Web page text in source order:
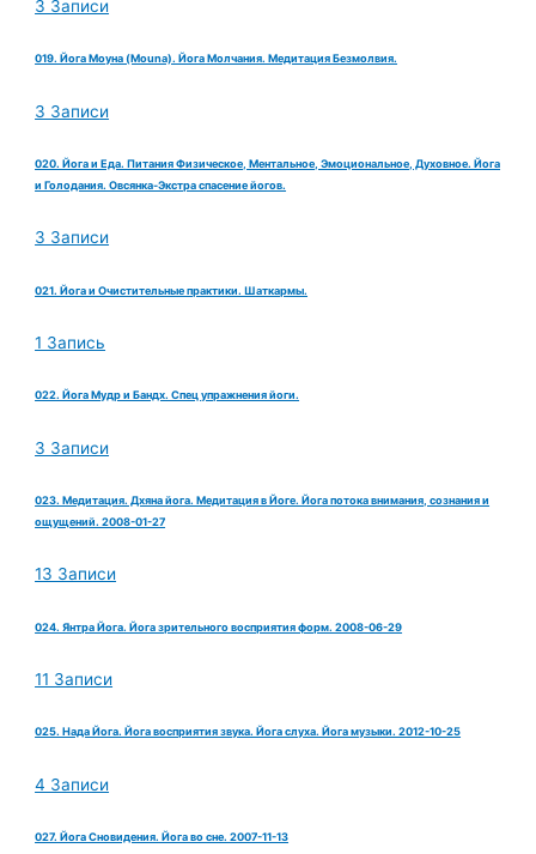
3 Записи
019. Йога Моуна (Mouna). Йога Молчания. Медитация Безмолвия.
3 Записи
020. Йога и Еда. Питания Физическое, Ментальное, Эмоциональное, Духовное. Йога
и Голодания. Овсянка-Экстра спасение йогов.
3 Записи
021. Йога и Очистительные практики. Шаткармы.
1 Запись
022. Йога Мудр и Бандх. Спец упражнения йоги.
3 Записи
023. Медитация. Дхяна йога. Медитация в Йоге. Йога потока внимания, сознания и
ощущений. 2008-01-27
13 Записи
024. Янтра Йога. Йога зрительного восприятия форм. 2008-06-29
11 Записи
025. Нада Йога. Йога восприятия звука. Йога слуха. Йога музыки. 2012-10-25
4 Записи
027. Йога Сновидения. Йога во сне. 2007-11-13